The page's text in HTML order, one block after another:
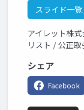
スライド一覧
アイレット株
リスト / 公正
シェア
Facebook